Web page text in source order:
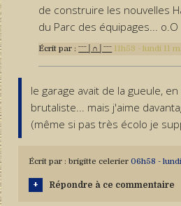
de construire les nouvelles
du Parc des équipages... o.O
Écrit par :ˉˉˉ│∩│ˉˉˉ 11h53 -lundi 11
le garage avait de la gueule,
brutaliste... mais j'aime
(même si pas très écolo je
Écrit par : brigitte celerier 06h58 - lundi
Répondre à ce commentaire